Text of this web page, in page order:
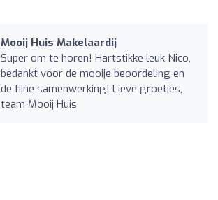
Mooij Huis Makelaardij
Super om te horen! Hartstikke leuk Nico,
bedankt voor de mooije beoordeling en
de fijne samenwerking! Lieve groetjes,
team Mooij Huis